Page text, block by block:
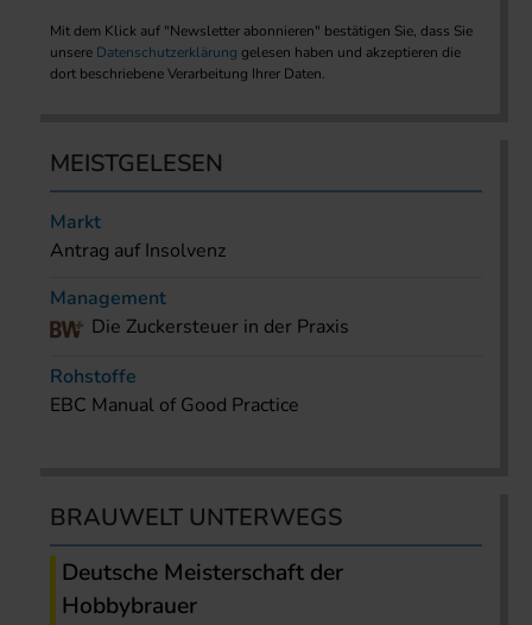
Mit dem Klick auf "Newsletter abonnieren" bestätigen Sie, dass Sie
unsere Datenschutzerklärung gelesen haben und akzeptieren die
dort beschriebene Verarbeitung Ihrer Daten.
MEISTGELESEN
Markt
Antrag auf Insolvenz
Management
Die Zuckersteuer in der Praxis
Rohstoffe
EBC Manual of Good Practice
BRAUWELT UNTERWEGS
Deutsche Meisterschaft der
Hobbybrauer